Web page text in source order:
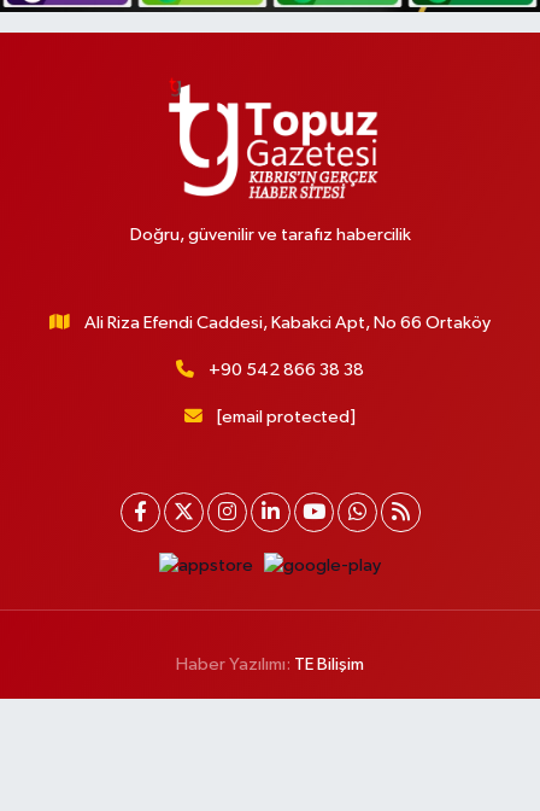
Doğru, güvenilir ve tarafız habercilik
Ali Riza Efendi Caddesi, Kabakci Apt, No 66 Ortaköy
+90 542 866 38 38
[email protected]
Haber Yazılımı: TE Bilişim